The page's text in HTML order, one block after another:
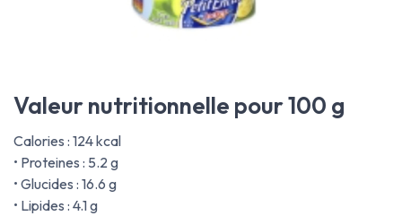
Valeur nutritionnelle pour 100 g
Calories : 124 kcal
• Proteines : 5.2 g
• Glucides : 16.6 g
• Lipides : 4.1 g